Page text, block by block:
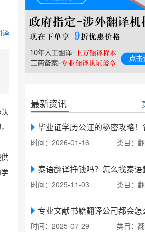
译
最新资讯
毕业证学历公证的秘密攻略
时间：2026-01-16 类目：
泰语翻译挣钱吗？怎么找泰
时间：2025-11-03 类目：
专业文献书籍翻译公司都会怎
时间：2025-07-29 类目：